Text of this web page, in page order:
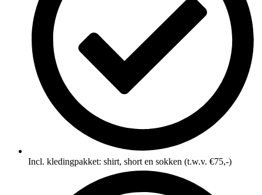
Incl. kledingpakket: shirt, short en sokken (t.w.v. €75,-)